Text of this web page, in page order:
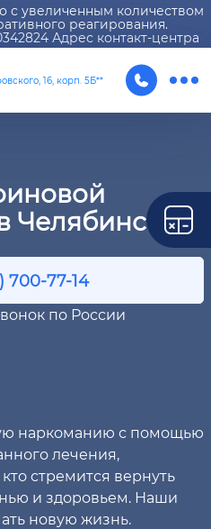
с увеличенным количеством
реагирования.
Адрес контакт-центра
16, корп. 5Б**
Челябинске
700-77-14
по России
наркоманию с помощью
лечения,
стремится вернуть
и здоровьем. Наши
новую жизнь.